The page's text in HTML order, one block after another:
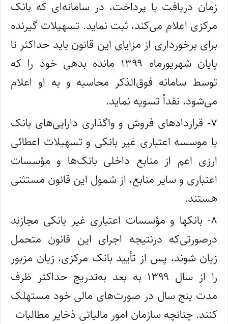
زمان دریافت یا پرداخت، در سامانه‌ای که بانک
مرکزی اعلام می‌کند، ثبت نماید. تسهیلات گیرنده
برای برخورداری از مزایای این قانون باید حداکثر تا
پایان شهریورماه ۱۳۹۹ مانده بدهی خود را که
توسط سامانه فوق‌الذکر محاسبه و به او اعلام
می‌شود، نقداً تسویه نماید.
۷- قراردادهای فروش و واگذاری دارایی‌های بانک
یا موسسه اعتباری غیر بانکی و تسهیلات اعطائی
ارزی اعم از منابع داخلی بانک‌ها و مؤسسات
اعتباری و سایر منابع، از شمول این قانون مستثنی
هستند.
۸- بانکها و مؤسسات اعتباری غیر بانکی مجازند
درصورتی‌که درنتیجه اجرای این قانون متحمل
زیان شوند، پس از تأیید بانک مرکزی، زیان مزبور
را از سال ۱۳۹۹ به بعد به‌تدریج حداکثر ظرف
مدت پنج سال در صورت‌های مالی خود مستهلک
کنند. چنانچه سازمان امور مالیاتی ذخایر مطالبات